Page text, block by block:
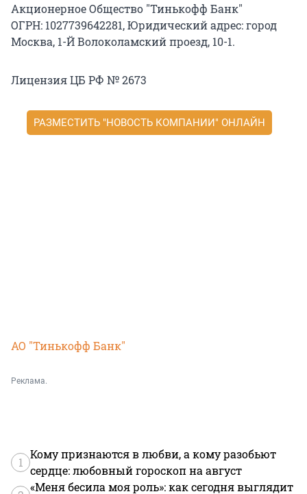
Акционерное Общество "Тинькофф Банк"
ОГРН: 1027739642281, Юридический адрес: город
Москва, 1-Й Волоколамский проезд, 10-1.
Лицензия ЦБ РФ № 2673
РАЗМЕСТИТЬ "НОВОСТЬ КОМПАНИИ" ОНЛАЙН
АО "Тинькофф Банк"
Реклама.
1
Кому признаются в любви, а кому разобьют
сердце: любовный гороскоп на август
«Меня бесила моя роль»: как сегодня выглядит